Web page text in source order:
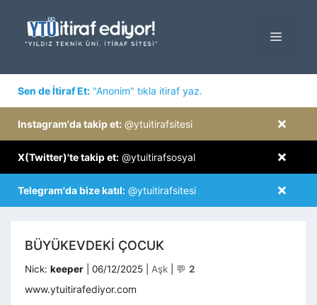
MENÜ
Sen de İtiraf Et: "Anonim" tıkla itiraf yaz.
×
Instagram'da takip et: @ytuitirafsitesi
×
X(Twitter)'te takip et: @ytuitirafsosyal
×
Telegram'da bize katıl: @ytuitirafsitesi
BÜYÜKEVDEKI ÇOCUK
Nick: keeper 06/12/2025 Kategoriler
Aşk 💬 2
www.ytuitirafediyor.com